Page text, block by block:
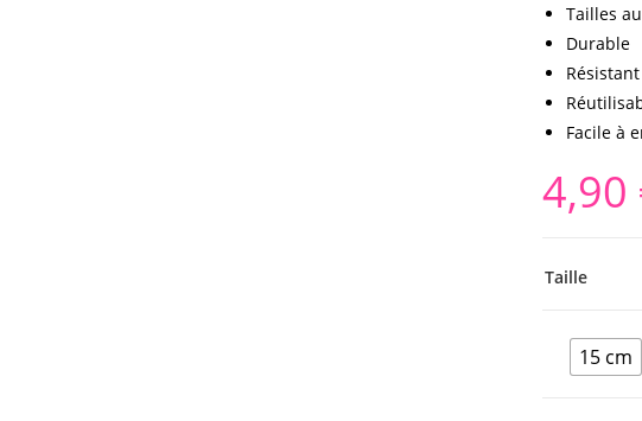
Tailles
Durable
Résistant
Facile à
4,90
Taille
15 cm